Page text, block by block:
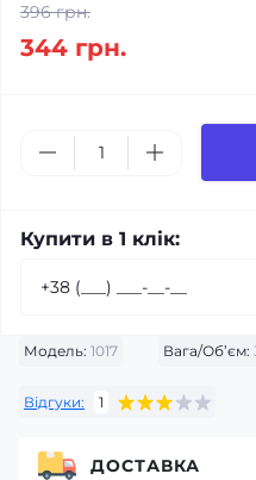
Модель: 1017 Вага/Об’єм:
Відгуки: 1
396 грн.
344 грн.
Купити в 1 клік:
ДОСТАВКА